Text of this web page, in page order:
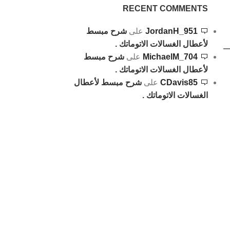
RECENT COMMENTS
JordanH_951على شرح مبسط
لأعطال الغسالات الاتوماتك .
MichaelM_704 على شرح مبسط
لأعطال الغسالات الاتوماتك .
CDavis85على شرح مبسط لأعطال
الغسالات الاتوماتك .